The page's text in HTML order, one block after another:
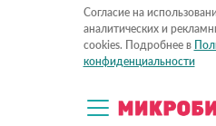
Согласие на
аналитических и
cookies. Подробнее в
конфиденциальности